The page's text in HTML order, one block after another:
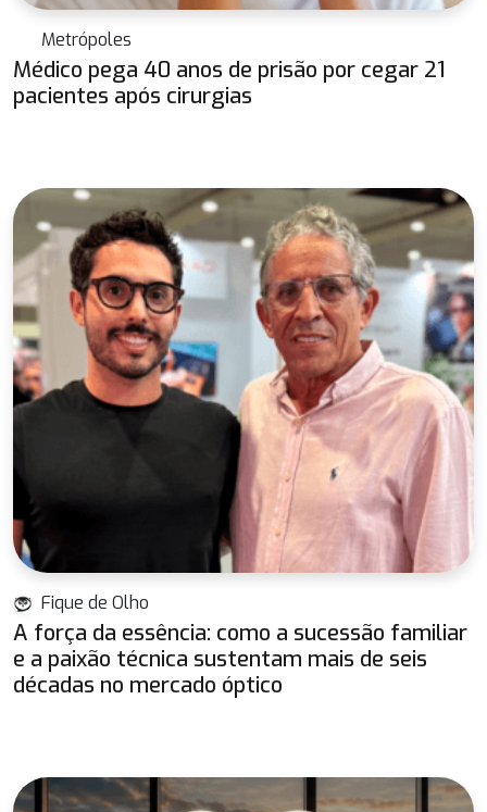
Metrópoles
Médico pega 40 anos de prisão por cegar 21
pacientes após cirurgias
Fique de Olho
A força da essência: como a sucessão familiar
e a paixão técnica sustentam mais de seis
décadas no mercado óptico